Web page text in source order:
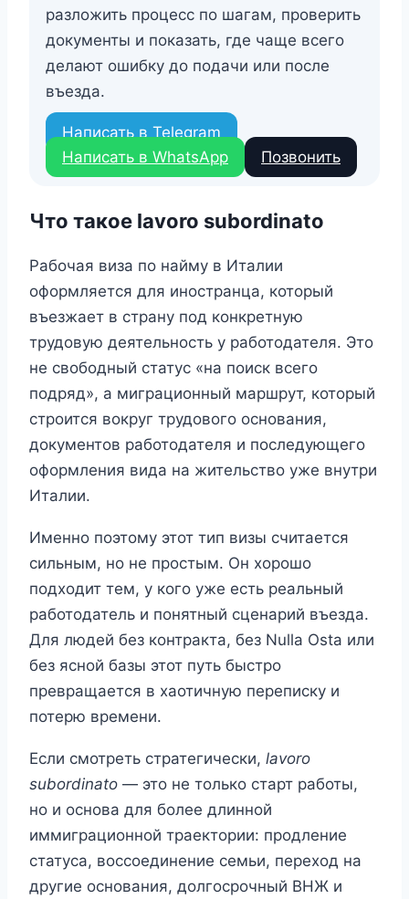
разложить процесс по шагам, проверить
документы и показать, где чаще всего
делают ошибку до подачи или после
въезда.
Написать в Telegram
Написать в WhatsApp
Позвонить
Что такое lavoro subordinato
Рабочая виза по найму в Италии
оформляется для иностранца, который
въезжает в страну под конкретную
трудовую деятельность у работодателя. Это
не свободный статус «на поиск всего
подряд», а миграционный маршрут, который
строится вокруг трудового основания,
документов работодателя и последующего
оформления вида на жительство уже внутри
Италии.
Именно поэтому этот тип визы считается
сильным, но не простым. Он хорошо
подходит тем, у кого уже есть реальный
работодатель и понятный сценарий въезда.
Для людей без контракта, без Nulla Osta или
без ясной базы этот путь быстро
превращается в хаотичную переписку и
потерю времени.
Если смотреть стратегически, lavoro
subordinato — это не только старт работы,
но и основа для более длинной
иммиграционной траектории: продление
статуса, воссоединение семьи, переход на
другие основания, долгосрочный ВНЖ и